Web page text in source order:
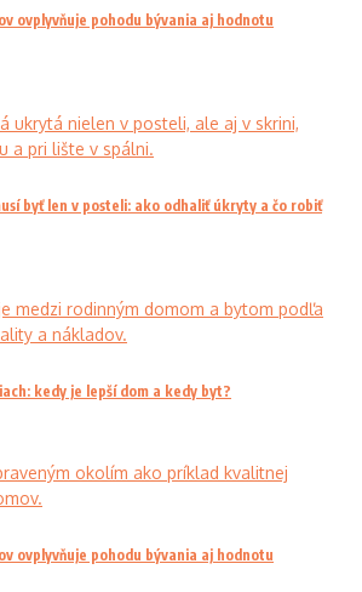
ovplyvňuje pohodu bývania aj hodnotu
byť len v posteli: ako odhaliť úkryty a čo robiť
kedy je lepší dom a kedy byt?
ovplyvňuje pohodu bývania aj hodnotu